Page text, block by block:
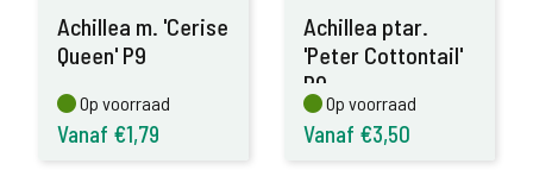
Achillea m. 'Cerise
Queen' P9
Op voorraad
Op voorraad
Vanaf €1,79
Achillea ptar.
'Peter Cottontail'
P9
Op voorraad
Op voorraad
Vanaf €3,50